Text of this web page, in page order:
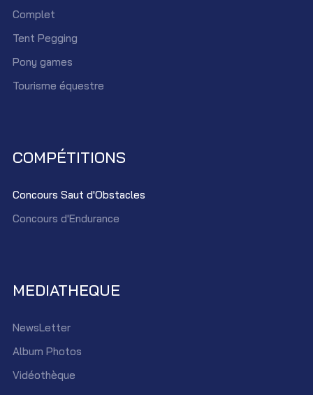
Complet
Tent Pegging
Pony games
Tourisme équestre
COMPÉTITIONS
Concours Saut d'Obstacles
Concours d'Endurance
MEDIATHEQUE
NewsLetter
Album Photos
Vidéothèque